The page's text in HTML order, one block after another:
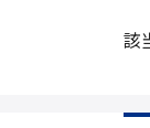
該